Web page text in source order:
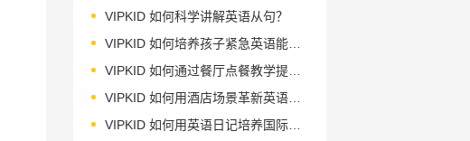
VIPKID 如何科学讲解英语从句？
VIPKID 如何培养孩子紧急英语能力？
VIPKID 如何通过餐厅点餐教学提升少儿英语应用能力？
VIPKID 如何用酒店场景革新英语教学？
VIPKID 如何用英语日记培养国际化人才？